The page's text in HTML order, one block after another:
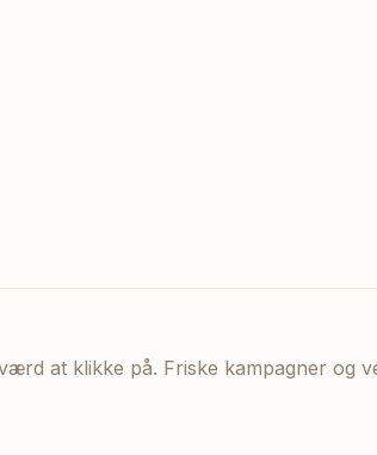
at klikke på. Friske kampagner og